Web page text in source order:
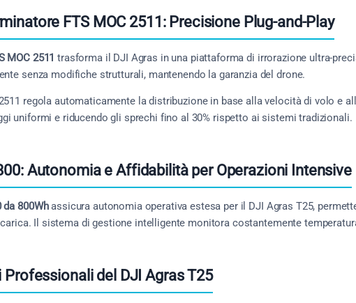
FTS MOC 2511: Precisione Plug-and-Play
MOC 2511 trasforma il DJI Agras in una piattaforma di irrorazione ultra-
senza modifiche strutturali, mantenendo la garanzia del drone.
regola automaticamente la distribuzione in base alla velocità di volo e
uniformi e riducendo gli sprechi fino al 30% rispetto ai sistemi tradizionali.
Autonomia e Affidabilità per Operazioni Intensive
da 800Whassicura autonomia operativa estesa per il DJI Agras T25,
Il sistema di gestione intelligente monitora costantemente
del DJI Agras T25